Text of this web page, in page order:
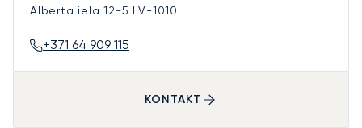
Alberta iela 12-5 LV-1010
+371 64 909 115
KONTAKT